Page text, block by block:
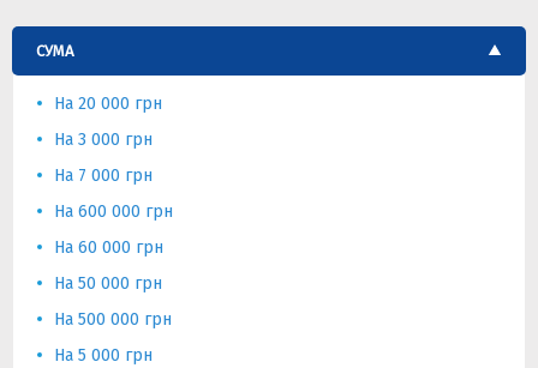
СУМА
На 20 000 грн
На 3 000 грн
На 7 000 грн
На 600 000 грн
На 60 000 грн
На 50 000 грн
На 500 000 грн
На 5 000 грн